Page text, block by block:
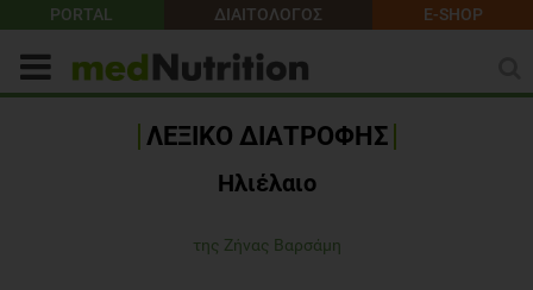
PORTAL ΔΙΑΙΤΟΛΟΓΟΣ E-SHOP
ΛΕΞΙΚΟ ΔΙΑΤΡΟΦΗΣ
Ηλιέλαιο
της Ζήνας Βαρσάμη